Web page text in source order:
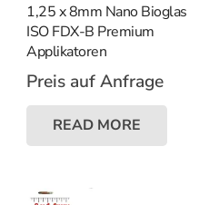
1,25 x 8mm Nano Bioglas
ISO FDX-B Premium
Applikatoren
Preis auf Anfrage
READ MORE